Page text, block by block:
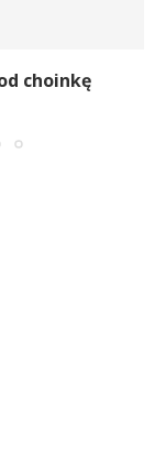
choinkę